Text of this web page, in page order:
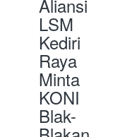
Aliansi
LSM
Kediri
Raya
Minta
KONI
Blak-